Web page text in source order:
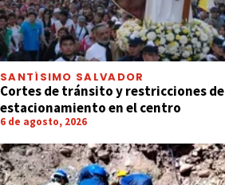
SANTÍSIMO SALVADOR
Cortes de tránsito y restricciones de
estacionamiento en el centro
6 de agosto, 2026